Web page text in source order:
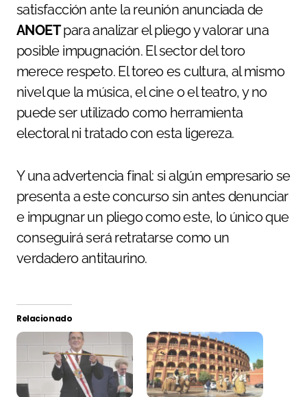
satisfacción ante la reunión anunciada de
ANOETpara analizar el pliego y valorar una
posible impugnación. El sector del toro
merece respeto. El toreo es cultura, al mismo
nivel que la música, el cine o el teatro, y no
puede ser utilizado como herramienta
electoral ni tratado con esta ligereza.
Y una advertencia final: si algún empresario se
presenta a este concurso sin antes denunciar
e impugnar un pliego como este, lo único que
conseguirá será retratarse como un
verdadero antitaurino.
Relacionado